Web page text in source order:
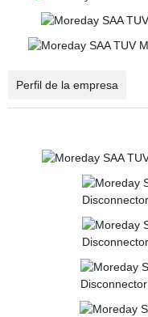
Perfil de la empresa